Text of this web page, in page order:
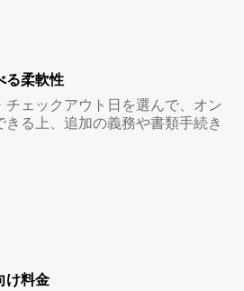
る柔軟性
ェックアウト日を選んで、オン
る上、追加の義務や書類手続き
け料金